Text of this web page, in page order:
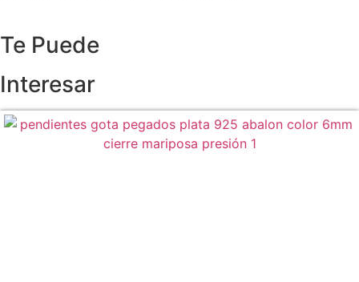
Te Puede
Interesar